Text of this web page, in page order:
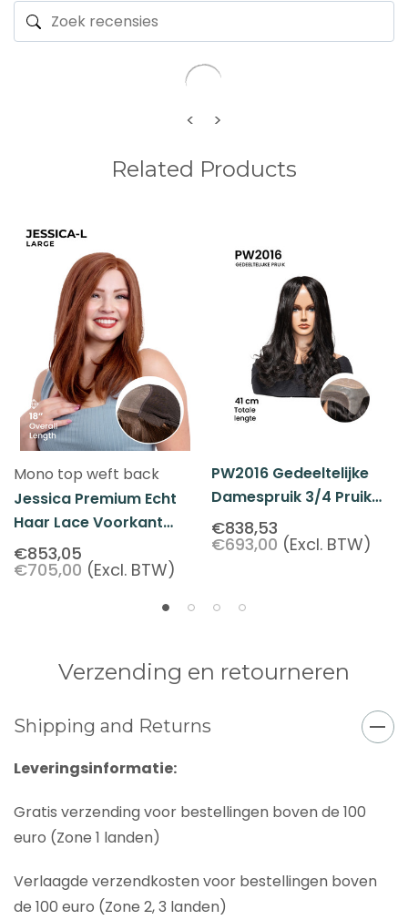
< >
Related Products
Mono top weft back
Jessica Premium Echt
Haar Lace Voorkant
Mono Top Dames Pruik -
Large
€853,05
€705,00 (Excl. BTW)
PW2016 Gedeeltelijke
Damespruik 3/4 Pruik
Menselijk Haar
€838,53
€693,00 (Excl. BTW)
Verzending en retourneren
Shipping and Returns
Leveringsinformatie:
Gratis verzending voor bestellingen boven de 100
euro (Zone 1 landen)
Verlaagde verzendkosten voor bestellingen boven
de 100 euro (Zone 2, 3 landen)